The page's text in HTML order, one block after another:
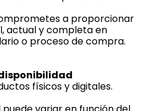
a proporcionar
actual y completa en
o proceso de compra.
físicos y digitales.